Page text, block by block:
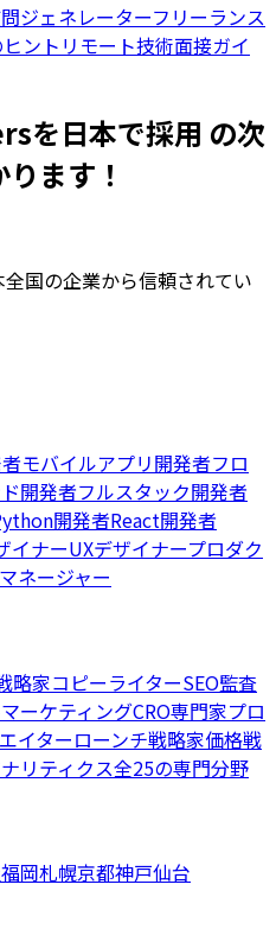
ジェネレーターフリーランス
ント リモート技術面接ガイ
を日本で採用 の次
ます！
国の企業から信頼されてい
モバイルアプリ開発者フロ
開発者フルスタック開発者
開発者React開発者
イナーUXデザイナープロダク
ネージャー
略家コピーライターSEO監査
ーケティングCRO専門家プロ
イターローンチ戦略家価格戦
リティクス全25の専門分野
福岡札幌京都神戸仙台